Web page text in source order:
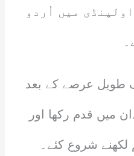
میں اُردو
طویل عرصے کے بعد
میں قدم رکھا اور
لکھنے شروع کئے۔